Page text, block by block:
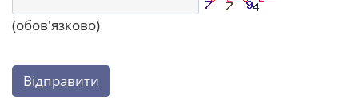
(обов'язково)
Відправити